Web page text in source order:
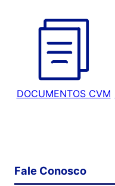
DOCUMENTOS CVM
Fale Conosco